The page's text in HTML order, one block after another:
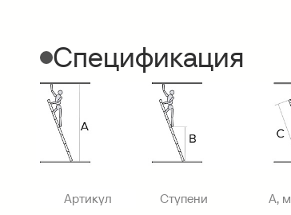
Спецификация
Артикул Ступени A, м